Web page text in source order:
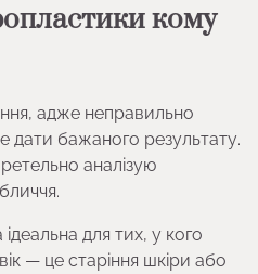
кому
адже неправильно
бажаного результату.
аналізую
для тих, у кого
— це старіння шкіри або